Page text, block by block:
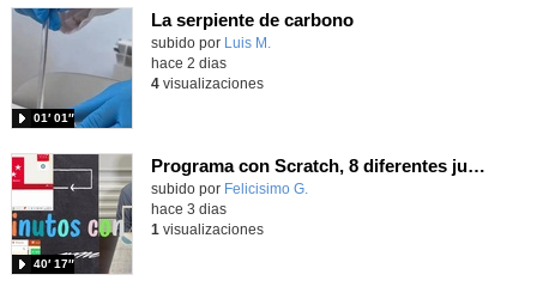
La serpiente de carbono
Contenido educativo.
subido por Luis M.
01′ 01″
hace 2 dias
4visualizaciones
Programa con Scratch, 8 diferentes juegos para vivir la emoción de los partidos de España en el mundial 2026
Contenido educativo.
subido por Felicisimo G.
40′ 17″
hace 3 dias
1 visualizaciones